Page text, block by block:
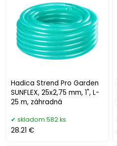
Hadica Strend Pro Garden
SUNFLEX, 25x2,75 mm, 1", L-
25 m, záhradná
skladom 582 ks
28.21 €